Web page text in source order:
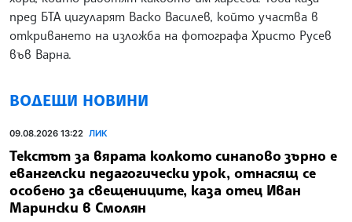
пред БТА цигуларят Васко Василев, който участва в
откриването на изложба на фотографа Христо Русев
във Варна.
ВОДЕЩИ НОВИНИ
09.08.2026 13:22 ЛИК
Текстът за вярата колкото синапово зърно е
евангелски педагогически урок, отнасящ се
особено за свещениците, каза отец Иван
Марински в Смолян